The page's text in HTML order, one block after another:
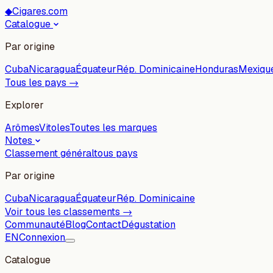
◆Cigares.com
Catalogue
Par origine
CubaNicaraguaÉquateurRép. DominicaineHonduras
Tous les pays →
Explorer
ArômesVitolesToutes les marques
Notes
Classement généraltous pays
Par origine
CubaNicaraguaÉquateurRép. Dominicaine
Voir tous les classements →
CommunautéBlogContactDégustation
ENConnexion
Catalogue